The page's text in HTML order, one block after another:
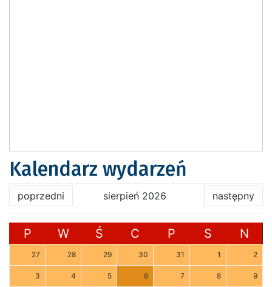
Kalendarz wydarzeń
poprzedni sierpień 2026 następny
P W Ś C P S N
27 28 29 30 31 1 2
3 4 5 6 7 8 9